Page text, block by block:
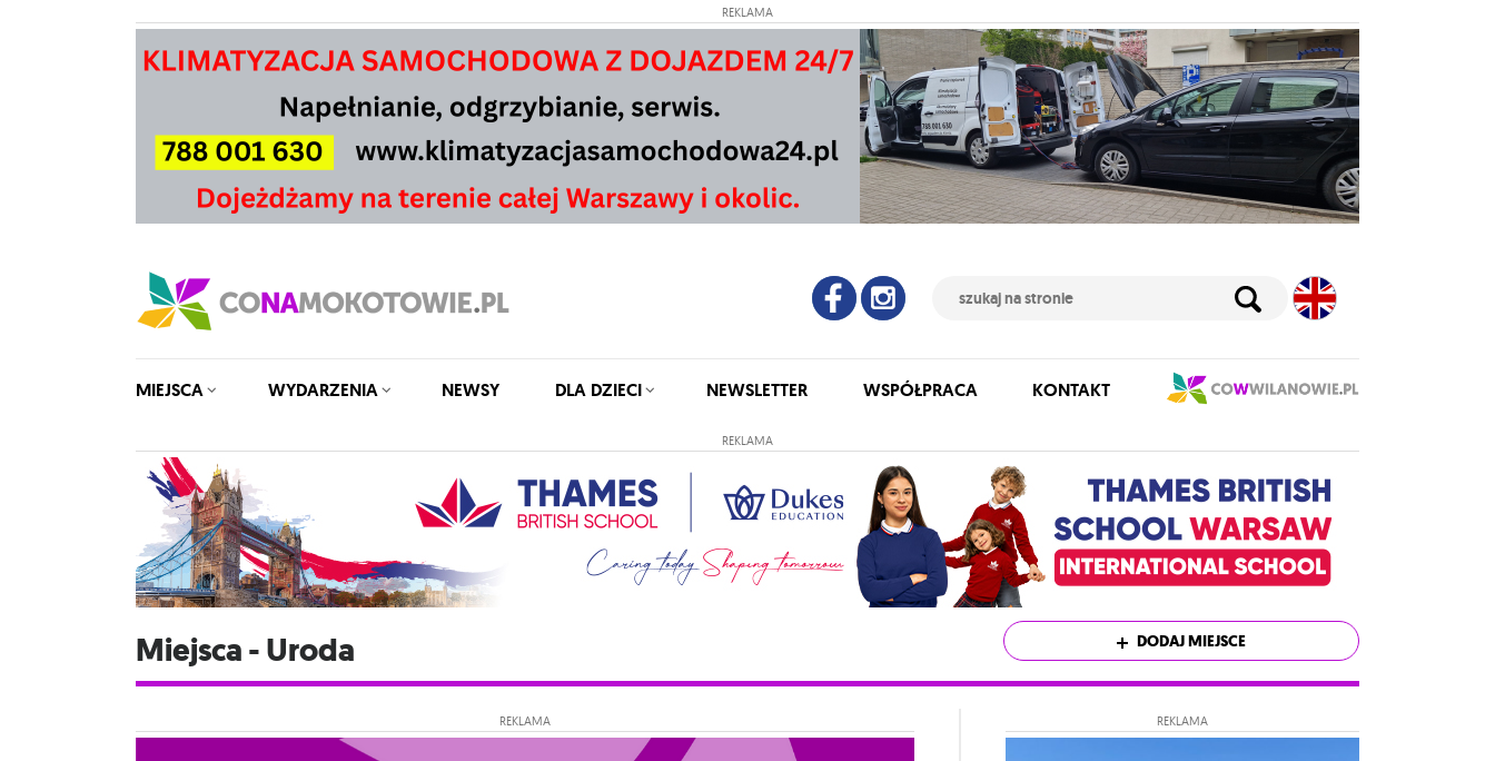
REKLAMA
MIEJSCA WYDARZENIA NEWSY DLA DZIECI NEWSLETTER WSPÓŁPRACA KONTAKT
REKLAMA
Miejsca - Uroda DODAJ MIEJSCE
REKLAMA REKLAMA